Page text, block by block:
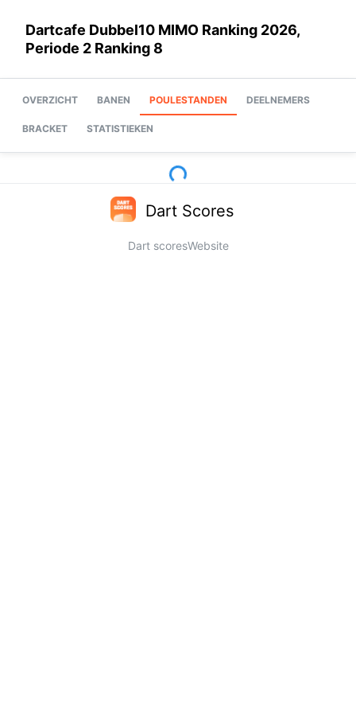
Dartcafe Dubbel10 MIMO Ranking 2026,
Periode 2 Ranking 8
OVERZICHT BANEN POULESTANDEN DEELNEMERS
BRACKET STATISTIEKEN
Dart Scores
Dart scoresWebsite